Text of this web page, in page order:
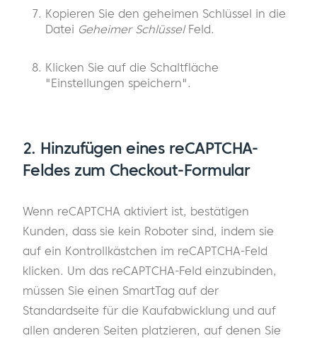
Kopieren Sie den geheimen Schlüssel in die
Datei Geheimer SchlüsselFeld.
Klicken Sie auf die Schaltfläche
"Einstellungen speichern".
2. Hinzufügen eines reCAPTCHA-
Feldes zum Checkout-Formular
Wenn reCAPTCHA aktiviert ist, bestätigen
Kunden, dass sie kein Roboter sind, indem sie
auf ein Kontrollkästchen im reCAPTCHA-Feld
klicken. Um das reCAPTCHA-Feld einzubinden,
müssen Sie einen SmartTag auf der
Standardseite für die Kaufabwicklung und auf
allen anderen Seiten platzieren, auf denen Sie